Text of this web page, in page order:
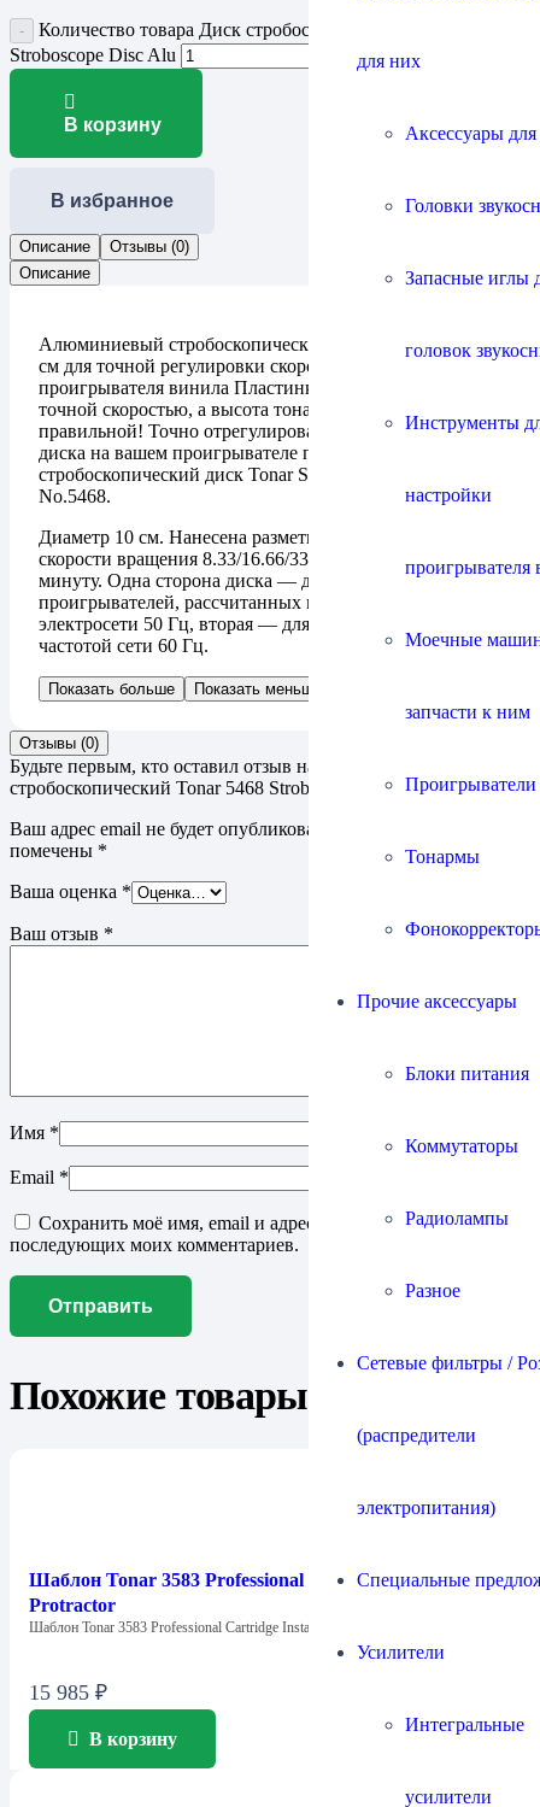
для них
Аксессуары
Головки
Запасные иглы
головок
Инструменты
настройки
проигрывателя
Моечные
запчасти к ним
Тонармы
Прочие аксессуары
Блоки питания
Коммутаторы
Радиолампы
Разное
Сетевые фильтры /
(распредители
электропитания)
Специальные
Усилители
Интегральные
усилители
Количество товара Диск стробоскопический Tonar 5468
Stroboscope Disc Alu
В корзину
В избранное
Описание
Отзывы (0)
Описание
Алюминиевый стробоскопический диск диаметром 10
см для точной регулировки скорости вращения диска
проигрывателя винила Пластинки должны вращаться с
точной скоростью, а высота тона должна быть
правильной! Точно отрегулировать скорость вращения
диска на вашем проигрывателе поможет алюминиевый
стробоскопический диск Tonar Stroboscobe Disc
No.5468.
Диаметр 10 см. Нанесена разметка для проверки
скорости вращения 8.33/16.66/33.33/45 и 78 оборотов в
минуту. Одна сторона диска — для европейских
проигрывателей, рассчитанных на частоту питающей
электросети 50 Гц, вторая — для американских с
частотой сети 60 Гц.
Показать больше Показать меньше
Отзывы (0)
Будьте первым, кто оставил отзыв на “Диск
стробоскопический Tonar 5468 Stroboscope Disc Alu”
Ваш адрес email не будет опубликован.
помечены *
Ваша оценка *
Ваш отзыв *
Имя *
Email *
Сохранить моё имя, email и адрес сайта в этом браузере для
последующих моих комментариев.
Похожие товары
Шаблон Tonar 3583 Professional Cartridge Install
Protractor
Шаблон Tonar 3583 Professional Cartridge Install…
15 985 ₽
В корзину